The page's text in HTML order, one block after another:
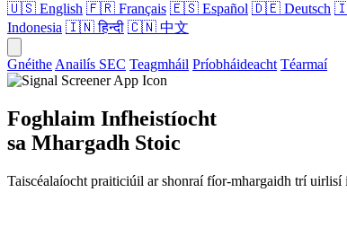
🇺🇸 English 🇫🇷 Français 🇪🇸 Español 🇩🇪 Deutsch
Indonesia 🇮🇳हिन्दी 🇨🇳 中文
Gnéithe Anailís SEC Teagmháil Príobháideacht Téarmaí
Foghlaim Infheistíocht
sa Mhargadh Stoic
Taiscéalaíocht praiticiúil ar shonraí fíor-mhargaidh trí